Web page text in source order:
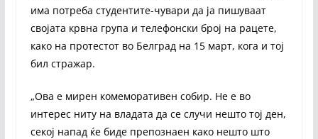
има потреба студентите-чувари да ја пишуваат
својата крвна група и телефонски број на рацете,
како на протестот во Белград на 15 март, кога и тој
бил стражар.
„Ова е мирен комеморативен собир. Не е во
интерес ниту на владата да се случи нешто тој ден,
секој напад ќе биде препознаен како нешто што